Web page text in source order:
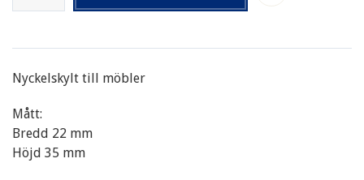
Nyckelskylt till möbler
Mått:
Bredd 22 mm
Höjd 35 mm